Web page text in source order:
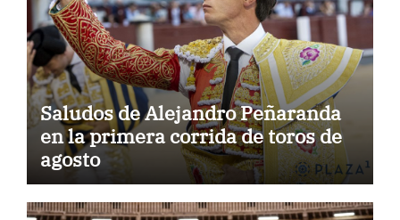
Saludos de Alejandro Peñaranda
en la primera corrida de toros de
agosto